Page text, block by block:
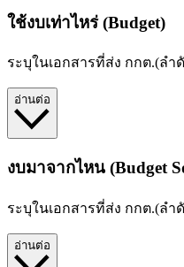
ใช้งบเท่าไหร่ (Budget)
ระบุในเอกสารที่ส่ง กกต.(ลำ
อ่านต่อ
งบมาจากไหน (Budget
ระบุในเอกสารที่ส่ง กกต.(ลำ
อ่านต่อ